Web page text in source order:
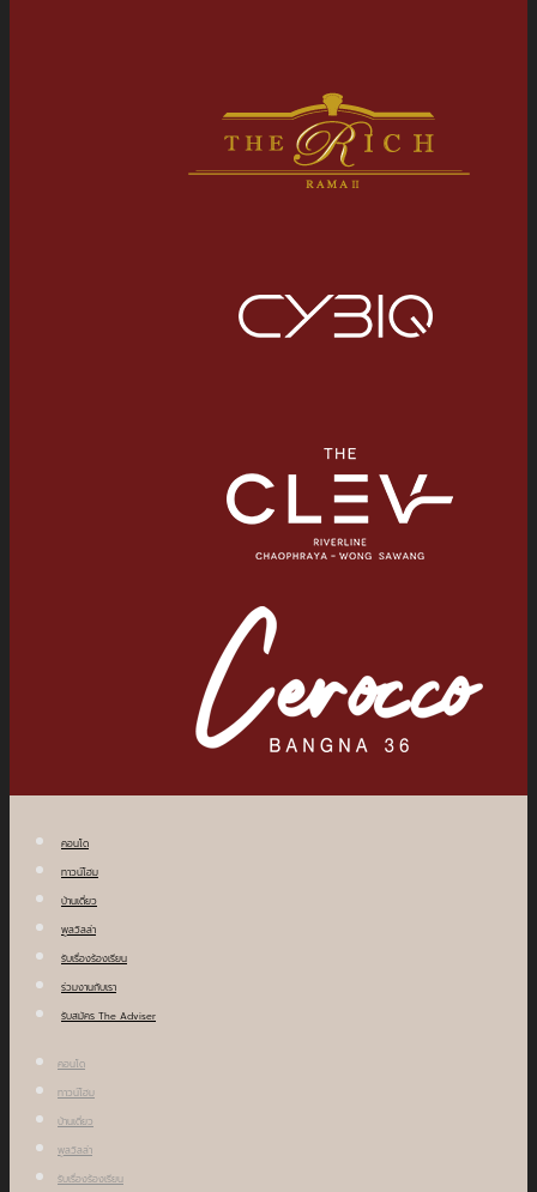
คอนโด
ทาวน์โฮม
บ้านเดี่ยว
พูลวิลล่า
รับเรื่องร้องเรียน
ร่วมงานกับเรา
รับสมัคร The Adviser
คอนโด
ทาวน์โฮม
บ้านเดี่ยว
พูลวิลล่า
รับเรื่องร้องเรียน